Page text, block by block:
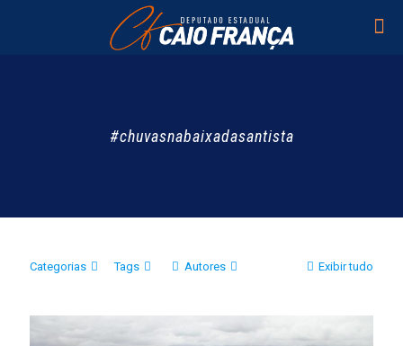
#chuvasnabaixadasantista
Categorias Tags Autores Exibir tudo